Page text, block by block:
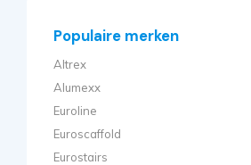
Populaire merken
Altrex
Alumexx
Euroline
Euroscaffold
Eurostairs